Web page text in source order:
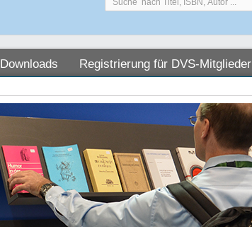
Downloads Registrierung für DVS-Mitglieder